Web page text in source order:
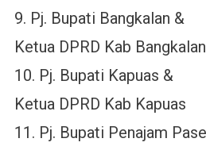
9. Pj. Bupati Bangkalan &
Ketua DPRD Kab Bangkalan
10. Pj. Bupati Kapuas &
Ketua DPRD Kab Kapuas
11. Pj. Bupati Penajam